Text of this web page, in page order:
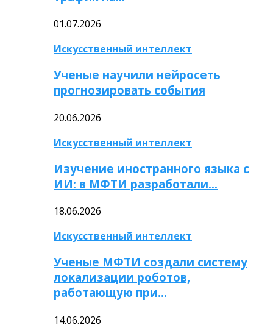
01.07.2026
Искусственный интеллект
Ученые научили нейросеть
прогнозировать события
20.06.2026
Искусственный интеллект
Изучение иностранного языка с
ИИ: в МФТИ разработали…
18.06.2026
Искусственный интеллект
Ученые МФТИ создали систему
локализации роботов,
работающую при…
14.06.2026